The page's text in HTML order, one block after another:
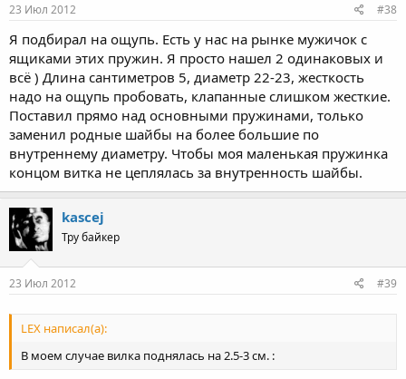
23 Июл 2012 #38
Я подбирал на ощупь. Есть у нас на рынке мужичок с
ящиками этих пружин. Я просто нашел 2 одинаковых и
всё ) Длина сантиметров 5, диаметр 22-23, жесткость
надо на ощупь пробовать, клапанные слишком жесткие.
Поставил прямо над основными пружинами, только
заменил родные шайбы на более большие по
внутреннему диаметру. Чтобы моя маленькая пружинка
концом витка не цеплялась за внутренность шайбы.
kascej
Тру байкер
23 Июл 2012 #39
LEX написал(а):
В моем случае вилка поднялась на 2.5-3 см. :